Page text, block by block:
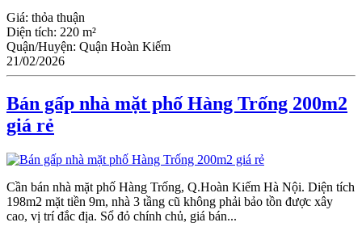
Giá: thỏa thuận
Diện tích: 220 m²
Quận/Huyện: Quận Hoàn Kiếm
21/02/2026
Bán gấp nhà mặt phố Hàng Trống 200m2
giá rẻ
Cần bán nhà mặt phố Hàng Trống, Q.Hoàn Kiếm Hà Nội. Diện tích
198m2 mặt tiền 9m, nhà 3 tầng cũ không phải bảo tồn được xây
cao, vị trí đắc địa. Sổ đỏ chính chủ, giá bán...